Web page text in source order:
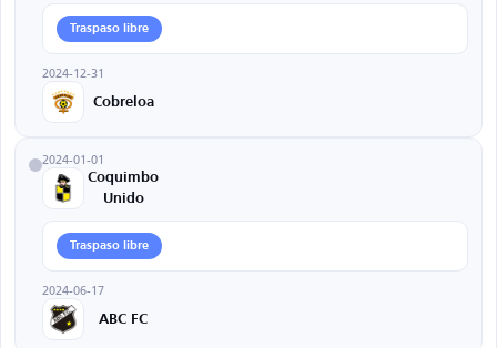
Traspaso libre
2024-12-31
Cobreloa
2024-01-01
Coquimbo
Unido
Traspaso libre
2024-06-17
ABC FC